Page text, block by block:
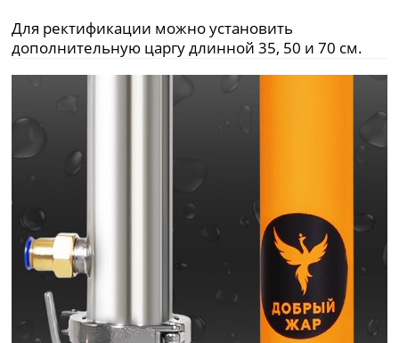
Для ректификации можно установить
дополнительную царгу длинной 35, 50 и 70 см.